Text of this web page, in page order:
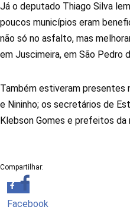
Já o deputado Thiago Silva
poucos municípios eram
não só no asfalto, mas
em Juscimeira, em São Pedro
Também estiveram presentes
e Nininho; os secretários de
Klebson Gomes e prefeitos
Compartilhar:
Facebook